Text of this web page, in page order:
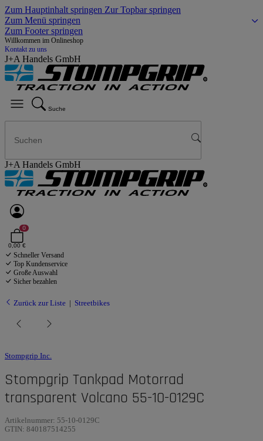
Zum Hauptinhalt springen Zur Topbar springen
Zum Menü springen
Zum Footer springen
Willkommen im Onlineshop
Kontakt zu uns
J+A Handels GmbH
Suche
J+A Handels GmbH
0
0,00 €
Schneller Versand
Top Kundenservice
Große Auswahl
Sicher bezahlen
Zurück zur Liste Streetbikes
Stompgrip Inc.
Stompgrip Tankpad Motorrad
transparent Volcano 55-10-0129C
Artikelnummer: 55-10-0129C
GTIN: 840187514255